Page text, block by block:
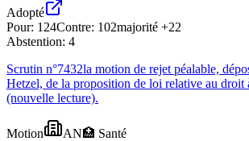
Adopté
Pour: 124Contre: 102majorité +22
Abstention: 4
Scrutin n°7432la motion de rejet péalable,
Hetzel, de la proposition de loi relative au droit
(nouvelle lecture).
Motion AN🏥 Santé